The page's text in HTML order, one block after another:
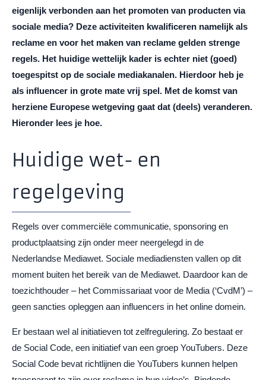
eigenlijk verbonden aan het promoten van producten via
sociale media? Deze activiteiten kwalificeren namelijk als
reclame en voor het maken van reclame gelden strenge
regels. Het huidige wettelijk kader is echter niet (goed)
toegespitst op de sociale mediakanalen. Hierdoor heb je
als influencer in grote mate vrij spel. Met de komst van
herziene Europese wetgeving gaat dat (deels) veranderen.
Hieronder lees je hoe.
Huidige wet- en
regelgeving
Regels over commerciële communicatie, sponsoring en
productplaatsing zijn onder meer neergelegd in de
Nederlandse Mediawet. Sociale mediadiensten vallen op dit
moment buiten het bereik van de Mediawet. Daardoor kan de
toezichthouder – het Commissariaat voor de Media (‘CvdM’) –
geen sancties opleggen aan influencers in het online domein.
Er bestaan wel al initiatieven tot zelfregulering. Zo bestaat er
de Social Code, een initiatief van een groep YouTubers. Deze
Social Code bevat richtlijnen die YouTubers kunnen helpen